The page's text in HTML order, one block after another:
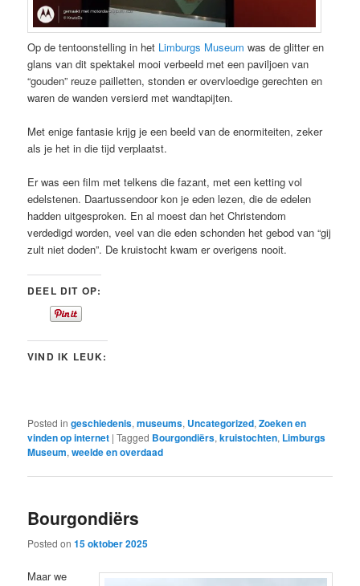
Op de tentoonstelling in het Limburgs Museum was de glitter en
glans van dit spektakel mooi verbeeld met een paviljoen van
“gouden” reuze pailletten, stonden er overvloedige gerechten en
waren de wanden versierd met wandtapijten.
Met enige fantasie krijg je een beeld van de enormiteiten, zeker
als je het in die tijd verplaatst.
Er was een film met telkens die fazant, met een ketting vol
edelstenen. Daartussendoor kon je eden lezen, die de edelen
hadden uitgesproken. En al moest dan het Christendom
verdedigd worden, veel van die eden schonden het gebod van “gij
zult niet doden”. De kruistocht kwam er overigens nooit.
DEEL DIT OP:
VIND IK LEUK:
Posted in geschiedenis,museums, Uncategorized,Zoeken en
vinden op internet |Tagged Bourgondiërs,kruistochten, Limburgs
Museum,weelde en overdaad
Bourgondiërs
Posted on15 oktober 2025
Maar we